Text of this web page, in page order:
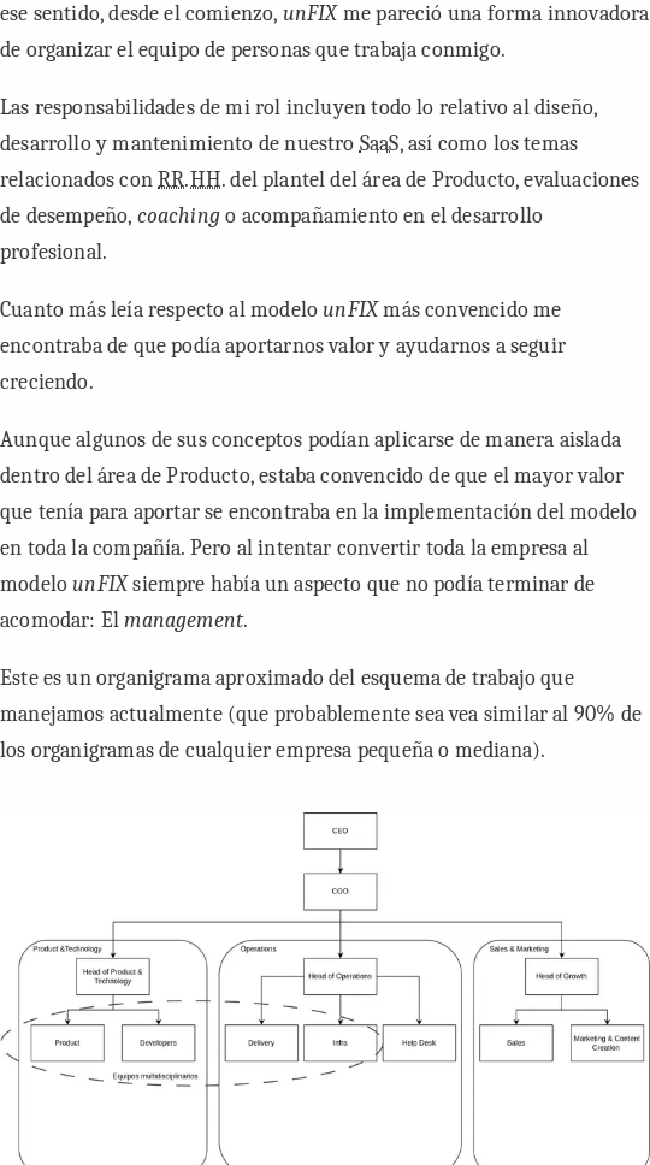
ese sentido, desde el comienzo, unFIXme pareció una forma innovadora
de organizar el equipo de personas que trabaja conmigo.
Las responsabilidades de mi rol incluyen todo lo relativo al diseño,
desarrollo y mantenimiento de nuestro SaaS, así como los temas
relacionados conRR.HH.del plantel del área de Producto, evaluaciones
de desempeño, coachingo acompañamiento en el desarrollo
profesional.
Cuanto más leía respecto al modelounFIXmás convencido me
encontraba de que podía aportarnos valor y ayudarnos a seguir
creciendo.
Aunque algunos de sus conceptos podían aplicarse de manera aislada
dentro del área de Producto, estaba convencido de que el mayor valor
que tenía para aportar se encontraba en la implementación del modelo
en toda la compañía. Pero al intentar convertir toda la empresa al
modelounFIXsiempre había un aspecto que no podía terminar de
acomodar: Elmanagement.
Este es un organigrama aproximado del esquema de trabajo que
manejamos actualmente (que probablemente sea vea similar al 90% de
los organigramas de cualquier empresa pequeña o mediana).